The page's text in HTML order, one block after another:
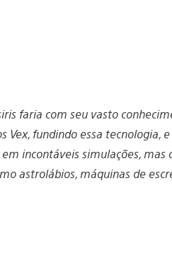
faria com seu vasto
Vex, fundindo essa tecnologia,
incontáveis simulações, mas
astrolábios, máquinas de